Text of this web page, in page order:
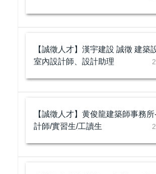
【誠徵人才】漢宇建設 誠徵 建築
室內設計師、設計助理
【誠徵人才】黄俊龍建築師事務
計師/實習生/工讀生